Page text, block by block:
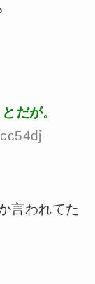
だが。
言われてた